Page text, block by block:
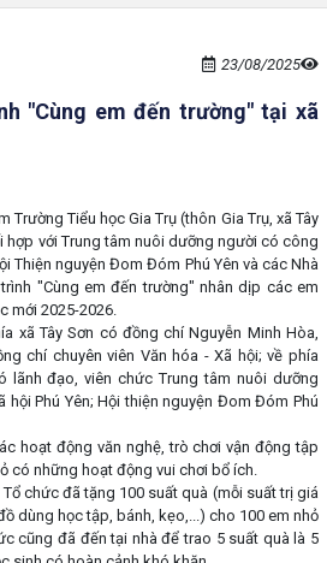
23/08/2025
"Cùng em đến trường" tại xã
Trường Tiểu học Gia Trụ (thôn Gia Trụ, xã Tây
hợp với Trung tâm nuôi dưỡng người có công
Thiện nguyện Đom Đóm Phú Yên và các Nhà
"Cùng em đến trường" nhân dịp các em
mới 2025-2026.
xã Tây Sơn có đồng chí Nguyễn Minh Hòa,
chí chuyên viên Văn hóa - Xã hội; về phía
lãnh đạo, viên chức Trung tâm nuôi dưỡng
Phú Yên; Hội thiện nguyện Đom Đóm Phú
hoạt động văn nghệ, trò chơi vận động tập
có những hoạt động vui chơi bổ ích.
chức đã tặng 100 suất quà (mỗi suất trị giá
dùng học tập, bánh, kẹo,...) cho 100 em nhỏ
cũng đã đến tại nhà để trao 5 suất quà là 5